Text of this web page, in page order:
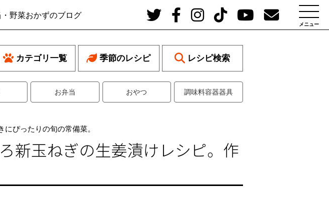
野菜おかずのブログ
メニュー
カテゴリ一覧 季節のレシピ レシピ検索
お弁当 おやつ 調味料容器器具
ぴったりの旬の常備菜。
新玉ねぎの生姜漬けレシピ。作